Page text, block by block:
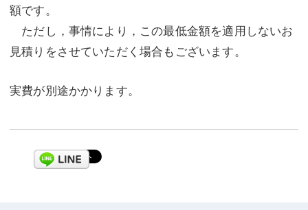
額です。
ただし，事情により，この最低金額を適用しないお
見積りをさせていただく場合もございます。
実費が別途かかります。